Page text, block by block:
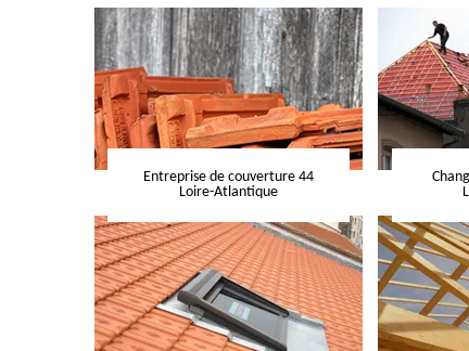
Entreprise de couverture 44
Loire-Atlantique